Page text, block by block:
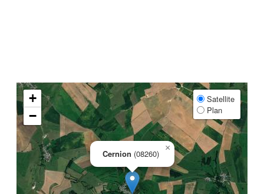
Cernion (08260)
×
+
−
Satellite
Plan